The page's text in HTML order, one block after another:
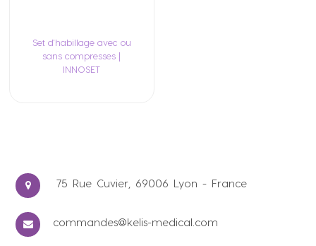
Set d'habillage avec ou
sans compresses |
INNOSET
75 Rue Cuvier, 69006 Lyon - France
commandes@kelis-medical.com